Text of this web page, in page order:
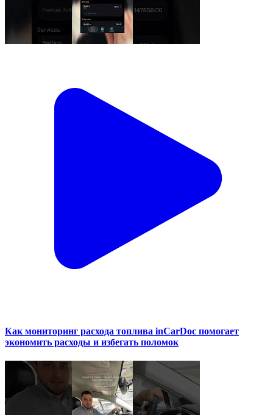
Как мониторинг расхода топлива inCarDoc помогает
экономить расходы и избегать поломок